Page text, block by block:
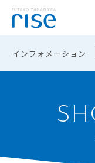
インフォメーション